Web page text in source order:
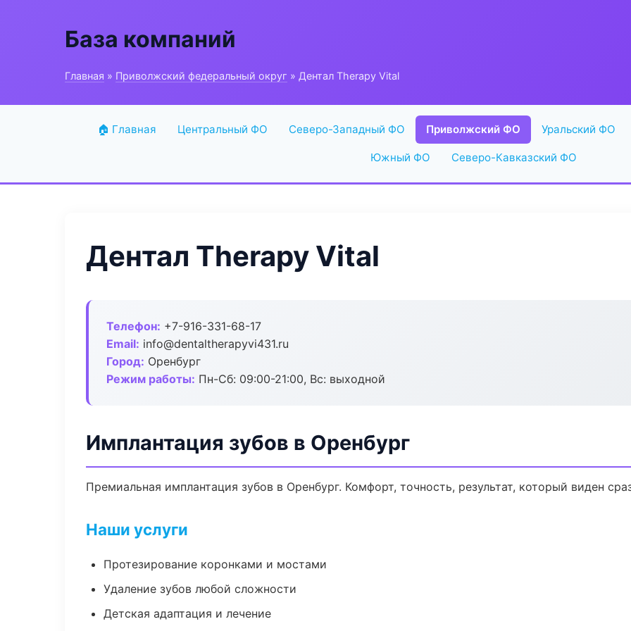
База компаний
Главная » Приволжский федеральный округ » Дентал Therapy Vital
🏠 Главная Центральный ФО Северо-Западный ФО Приволжский ФО Уральский ФО
Южный ФО Северо-Кавказский ФО
Дентал Therapy Vital
Телефон: +7-916-331-68-17
Email: info@dentaltherapyvi431.ru
Город: Оренбург
Режим работы: Пн-Сб: 09:00-21:00, Вс: выходной
Имплантация зубов в Оренбург
Премиальная имплантация зубов в Оренбург. Комфорт, точность, результат, который виден
Наши услуги
Протезирование коронками и мостами
Удаление зубов любой сложности
Детская адаптация и лечение